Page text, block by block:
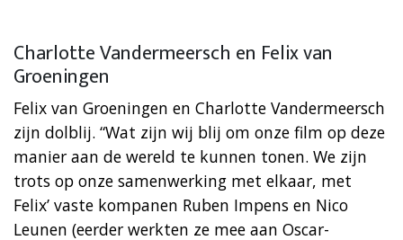
Charlotte Vandermeersch en Felix van
Groeningen
Felix van Groeningen en Charlotte Vandermeersch
zijn dolblij. “Wat zijn wij blij om onze film op deze
manier aan de wereld te kunnen tonen. We zijn
trots op onze samenwerking met elkaar, met
Felix’ vaste kompanen Ruben Impens en Nico
Leunen (eerder werkten ze mee aan Oscar-